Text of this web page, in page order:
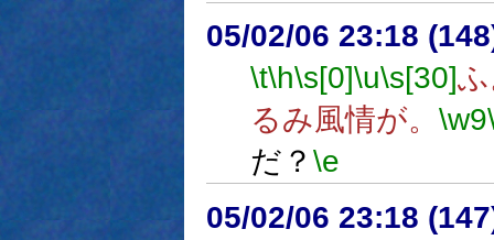
05/02/06 23:18
\t\h\s[0]\u\s[30]
るみ風情が。 \w9
だ？ \e
05/02/06 23:18